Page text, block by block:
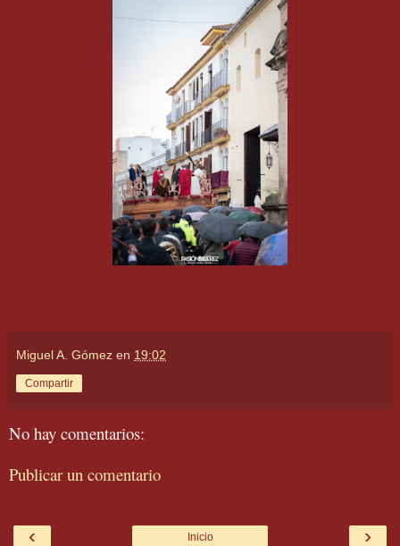
Miguel A. Gómez en 19:02
Compartir
No hay comentarios:
Publicar un comentario
‹ ›
Inicio